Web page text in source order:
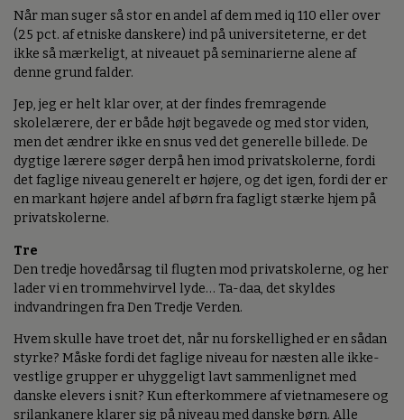
Når man suger så stor en andel af dem med iq 110 eller over
(25 pct. af etniske danskere) ind på universiteterne, er det
ikke så mærkeligt, at niveauet på seminarierne alene af
denne grund falder.
Jep, jeg er helt klar over, at der findes fremragende
skolelærere, der er både højt begavede og med stor viden,
men det ændrer ikke en snus ved det generelle billede. De
dygtige lærere søger derpå hen imod privatskolerne, fordi
det faglige niveau generelt er højere, og det igen, fordi der er
en markant højere andel af børn fra fagligt stærke hjem på
privatskolerne.
Tre
Den tredje hovedårsag til flugten mod privatskolerne, og her
lader vi en trommehvirvel lyde… Ta-daa, det skyldes
indvandringen fra Den Tredje Verden.
Hvem skulle have troet det, når nu forskellighed er en sådan
styrke? Måske fordi det faglige niveau for næsten alle ikke-
vestlige grupper er uhyggeligt lavt sammenlignet med
danske elevers i snit? Kun efterkommere af vietnamesere og
srilankanere klarer sig på niveau med danske børn. Alle